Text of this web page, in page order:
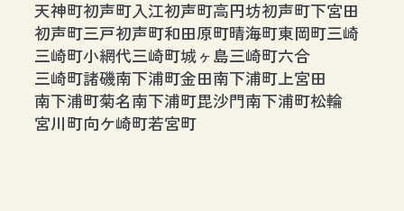
天神町初声町入江初声町高円坊初声町下宮田
初声町三戸初声町和田原町晴海町東岡町三崎
三崎町小網代三崎町城ヶ島三崎町六合
三崎町諸磯南下浦町金田南下浦町上宮田
南下浦町菊名南下浦町毘沙門南下浦町松輪
宮川町向ケ崎町若宮町